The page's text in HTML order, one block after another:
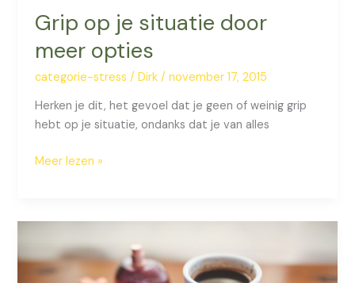
Grip op je situatie door
meer opties
categorie-stress /Dirk/november 17, 2015
Herken je dit, het gevoel dat je geen of weinig grip
hebt op je situatie, ondanks dat je van alles
Grip
situatie
meer
opties
Meer lezen »